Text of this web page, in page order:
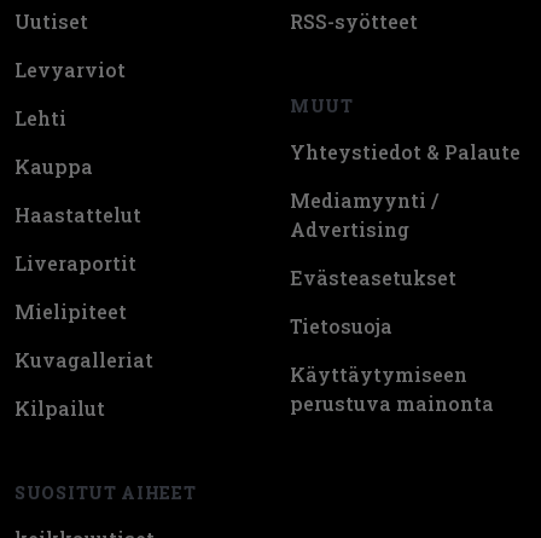
Uutiset
Levyarviot
Lehti
Kauppa
Haastattelut
Liveraportit
Mielipiteet
Kuvagalleriat
Kilpailut
SUOSITUT AIHEET
RSS-syötteet
MUUT
Yhteystiedot & Palaute
Mediamyynti /
Advertising
Evästeasetukset
Tietosuoja
Käyttäytymiseen
perustuva mainonta